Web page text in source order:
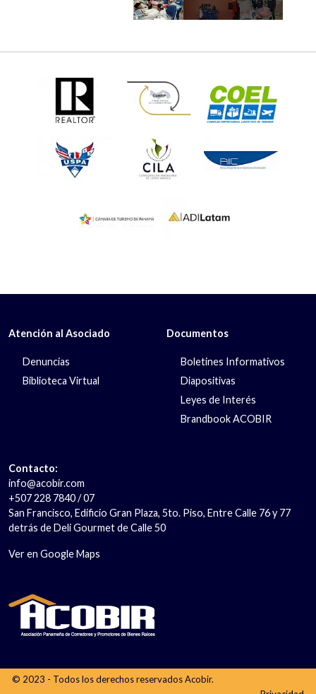
Atención al Asociado
Denuncias
Biblioteca Virtual
Documentos
Boletines Informativos
Diapositivas
Leyes de Interés
Brandbook ACOBIR
Contacto:
info@acobir.com
+507 228 7840 / 07
San Francisco, Edificio Gran Plaza, 5to. Piso, Entre Calle 76 y 77
detrás de Deli Gourmet de Calle 50
Ver en Google Maps
© 2023 - Todos los derechos reservados Acobir.